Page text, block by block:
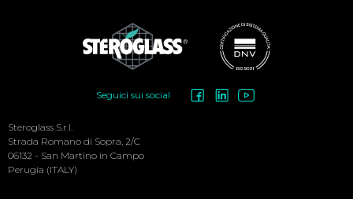
Menu
Seguici sui social
Steroglass S.r.l.
Strada Romano di Sopra, 2/C
06132 - San Martino in Campo
Perugia (ITALY)